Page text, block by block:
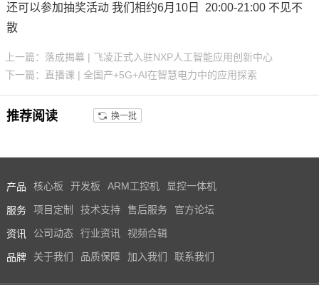
还可以参加抽奖活动 我们相约6月10日 20:00-21:00 不见不
散
上一篇：落成揭幕 | 飞凌正式入驻NXP人工智能应用创新中心
下一篇：直播课 | 全国产+5G+AI在智慧电力中的应用探索
推荐阅读 换一批
产品 核心板 开发板 ARM工控机 显控一体机
服务 项目定制 技术支持 售后服务 官方论坛
资讯 公司动态 行业资讯 视频合辑
品牌 关于我们 品质保障 加入我们 联系我们